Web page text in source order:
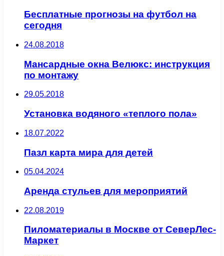
Бесплатные прогнозы на футбол на
сегодня
24.08.2018
Мансардные окна Велюкс: инструкция
по монтажу
29.05.2018
Установка водяного «теплого пола»
18.07.2022
Пазл карта мира для детей
05.04.2024
Аренда стульев для мероприятий
22.08.2019
Пиломатериалы в Москве от СеверЛес-
Маркет